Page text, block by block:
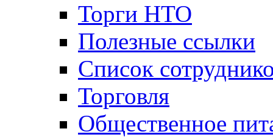
Торги НТО
Полезные ссылки
Список
Торговля
Общественное